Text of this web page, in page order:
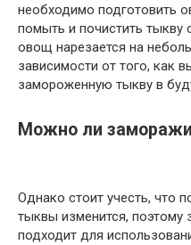
необходимо подготовить
помыть и почистить тыкву
овощ нарезается на
зависимости от того, как
замороженную тыкву в
Можно ли
Однако стоит учесть, что
тыквы изменится,
подходит для